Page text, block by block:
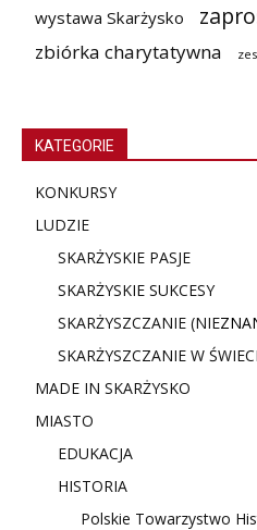
wystawa Skarżysko
zbiórka charytatywna
KATEGORIE
KONKURSY
LUDZIE
SKARŻYSKIE PASJE
SKARŻYSKIE SUKCESY
SKARŻYSZCZANIE (NIE
SKARŻYSZCZANIE W
MADE IN SKARŻYSKO
MIASTO
EDUKACJA
HISTORIA
Polskie Towarzystwo